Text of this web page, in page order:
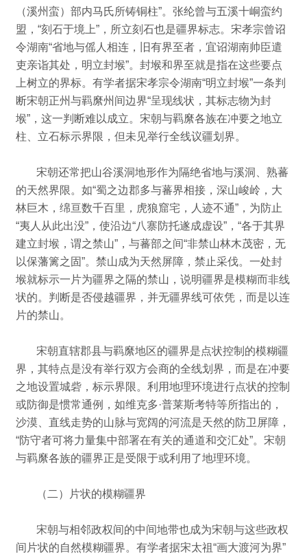
（溪州蛮）部内马氏所铸铜柱”。 张纶曾与五溪十峒蛮约
盟，“刻石于境上”， 所立刻石也是疆界标志。 宋孝宗曾诏
令湖南“省地与傜人相连，旧有界至者，宜诏湖南帅臣遣
吏亲诣其处，明立封堠”。 封堠和界至就是指在这些要点
上树立的界标。 有学者据宋孝宗令湖南“明立封堠”一条判
断宋朝正州与羁縻州间边界“呈现线状，其标志物为封
堠”， 这一判断难以成立。 宋朝与羁縻各族在冲要之地立
柱、立石标示界限，但未见举行全线议疆划界。
宋朝还常把山谷溪洞地形作为隔绝省地与溪洞、熟蕃
的天然界限。 如“蜀之边郡多与蕃界相接，深山峻岭，大
林巨木，绵亘数千百里，虎狼窟宅，人迹不通”，为防止
“夷人从此出没”，使沿边“八寨防托遂成虚设”，“各于其界
建立封堠，谓之禁山”，与蕃部之间“非禁山林木茂密，无
以保藩篱之固”。 禁山成为天然屏障，禁止采伐。 一处封
堠就标示一片为疆界之隔的禁山，说明疆界是模糊而非线
状的。 判断是否侵越疆界，并无疆界线可依凭，而是以连
片的禁山。
宋朝直辖郡县与羁縻地区的疆界是点状控制的模糊疆
界，其特点是没有举行双方会商的全线划界，而是在冲要
之地设置城砦，标示界限。 利用地理环境进行点状的控制
或防御是惯常通例，如维克多·普莱斯考特等所指出的，
沙漠、直线走势的山脉与宽阔的河流是天然的防卫屏障，
“防守者可将力量集中部署在有关的通道和交汇处”。 宋朝
与羁縻各族的疆界正是受限于或利用了地理环境。
（二）片状的模糊疆界
宋朝与相邻政权间的中间地带也成为宋朝与这些政权
间片状的自然模糊疆界。 有学者据宋太祖“画大渡河为界”